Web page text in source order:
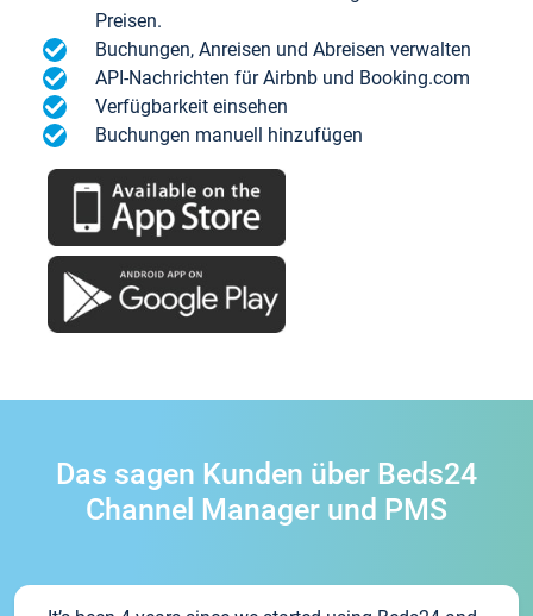
Preisen.
Buchungen, Anreisen und Abreisen verwalten
API-Nachrichten für Airbnb und Booking.com
Verfügbarkeit einsehen
Buchungen manuell hinzufügen
Das sagen Kunden über Beds24
Channel Manager und PMS